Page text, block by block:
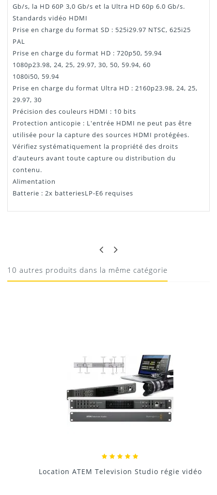
Gb/s, la HD 60P 3,0 Gb/s et la Ultra HD 60p 6.0 Gb/s.
Standards vidéo HDMI
Prise en charge du format SD : 525i29.97 NTSC, 625i25
PAL
Prise en charge du format HD : 720p50, 59.94
1080p23.98, 24, 25, 29.97, 30, 50, 59.94, 60
1080i50, 59.94
Prise en charge du format Ultra HD : 2160p23.98, 24, 25,
29.97, 30
Précision des couleurs HDMI : 10 bits
Protection anticopie : L'entrée HDMI ne peut pas être
utilisée pour la capture des sources HDMI protégées.
Vérifiez systématiquement la propriété des droits
d’auteurs avant toute capture ou distribution du
contenu.
Alimentation
Batterie : 2x batteriesLP-E6 requises
1. Qu’est-ce que le Blackmagic Video Assist 4K ?
2. Quels formats vidéo sont pris en charge ?
HD : 720p, 1080i/p jusqu’à 60 fps
Ultra HD : 2160p jusqu’à 30 fps
3. Quels types de caméras sont compatibles ?
30/12/2017
10 autres produits dans la même catégorie
Location ATEM Television Studio régie vidéo